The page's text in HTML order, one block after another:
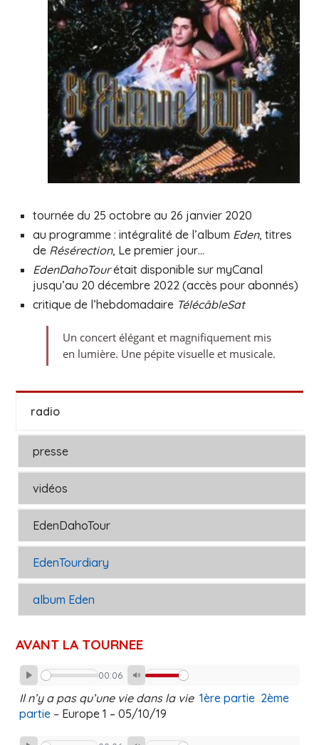
tournée du 25 octobre au 26 janvier 2020
au programme : intégralité de l’album Eden, titres
de Résérection, Le premier jour…
EdenDahoTourétait disponible sur myCanal
jusqu’au 20 décembre 2022 (accès pour abonnés)
critique de l’hebdomadaire TélécâbleSat
Un concert élégant et magnifiquement mis
en lumière. Une pépite visuelle et musicale.
radio
presse
vidéos
EdenDahoTour
EdenTourdiary
album Eden
AVANT LA TOURNEE
Play
00:06
Mute
Il n’y a pas qu’une vie dans la vie 1ère partie 2ème
partie – Europe 1 – 05/10/19